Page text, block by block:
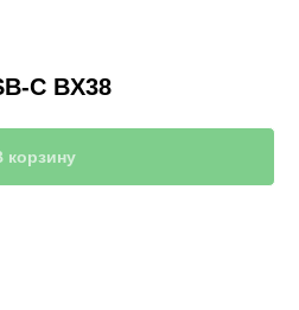
C BX38
корзину